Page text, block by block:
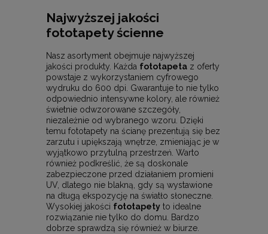
Najwyższej jakości
fototapety ścienne
Nasz asortyment obejmuje najwyższej
jakości produkty. Każda fototapeta z oferty
powstaje z wykorzystaniem cyfrowego
wydruku do 600 dpi. Gwarantuje to nie tylko
odpowiednio intensywne kolory, ale również
świetnie odwzorowane szczegóły,
niezależnie od wybranego wzoru. Dzięki
temu fototapety na ścianę prezentują się bez
zarzutu i upiększają wnętrze, zmieniając je w
wyjątkowo przytulną przestrzeń. Warto
również podkreślić, że są doskonale
zabezpieczone przed działaniem promieni
UV, dlatego nie blakną, gdy są wystawione
na długą ekspozycję na światło słoneczne.
Wysokiej jakości fototapety to idealne
rozwiązanie nie tylko do domu. Bardzo
dobrze sprawdzą się również w biurze.